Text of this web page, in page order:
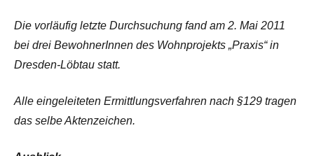
Die vorläufig letzte Durchsuchung fand am 2. Mai 2011
bei drei BewohnerInnen des Wohnprojekts „Praxis“ in
Dresden-Löbtau statt.
Alle eingeleiteten Ermittlungsverfahren nach §129 tragen
das selbe Aktenzeichen.